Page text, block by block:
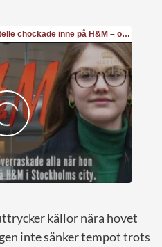
källor nära hovet
inte sänker tempot trots